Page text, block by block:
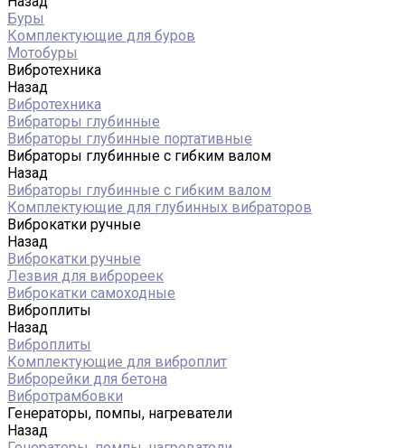
Буры
Комплектующие для буров
Мотобуры
Вибротехника
Назад
Вибротехника
Вибраторы глубинные
Вибраторы глубинные портативные
Вибраторы глубинные с гибким валом
Назад
Вибраторы глубинные с гибким валом
Комплектующие для глубинных вибраторов
Виброкатки ручные
Назад
Виброкатки ручные
Лезвия для виброреек
Виброкатки самоходные
Виброплиты
Назад
Виброплиты
Комплектующие для виброплит
Виброрейки для бетона
Вибротрамбовки
Генераторы, помпы, нагреватели
Назад